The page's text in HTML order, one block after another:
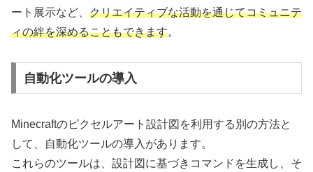
ート展示など、 クリエイティブな活動を通じてコミュニテ
ィの絆を深めることもできます。
自動化ツールの導入
Minecraftのピクセルアート設計図を利用する別の方法と
して、自動化ツールの導入があります。
これらのツールは、設計図に基づきコマンドを生成し、そ